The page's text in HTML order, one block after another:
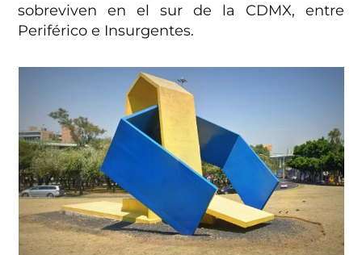
sobreviven en el sur de la CDMX, entre
Periférico e Insurgentes.